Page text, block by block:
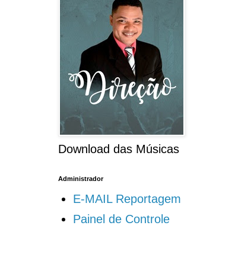
Download das Músicas
Administrador
E-MAIL Reportagem
Painel de Controle